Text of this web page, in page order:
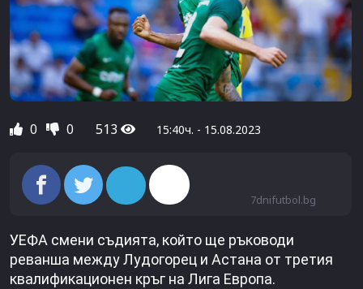
0 0 513 15:40ч. - 15.08.2023
7dnifutbol.bg
УЕФА смени съдията, който ще ръководи
реванша между Лудогорец и Астана от третия
квалификационен кръг на Лига Европа.